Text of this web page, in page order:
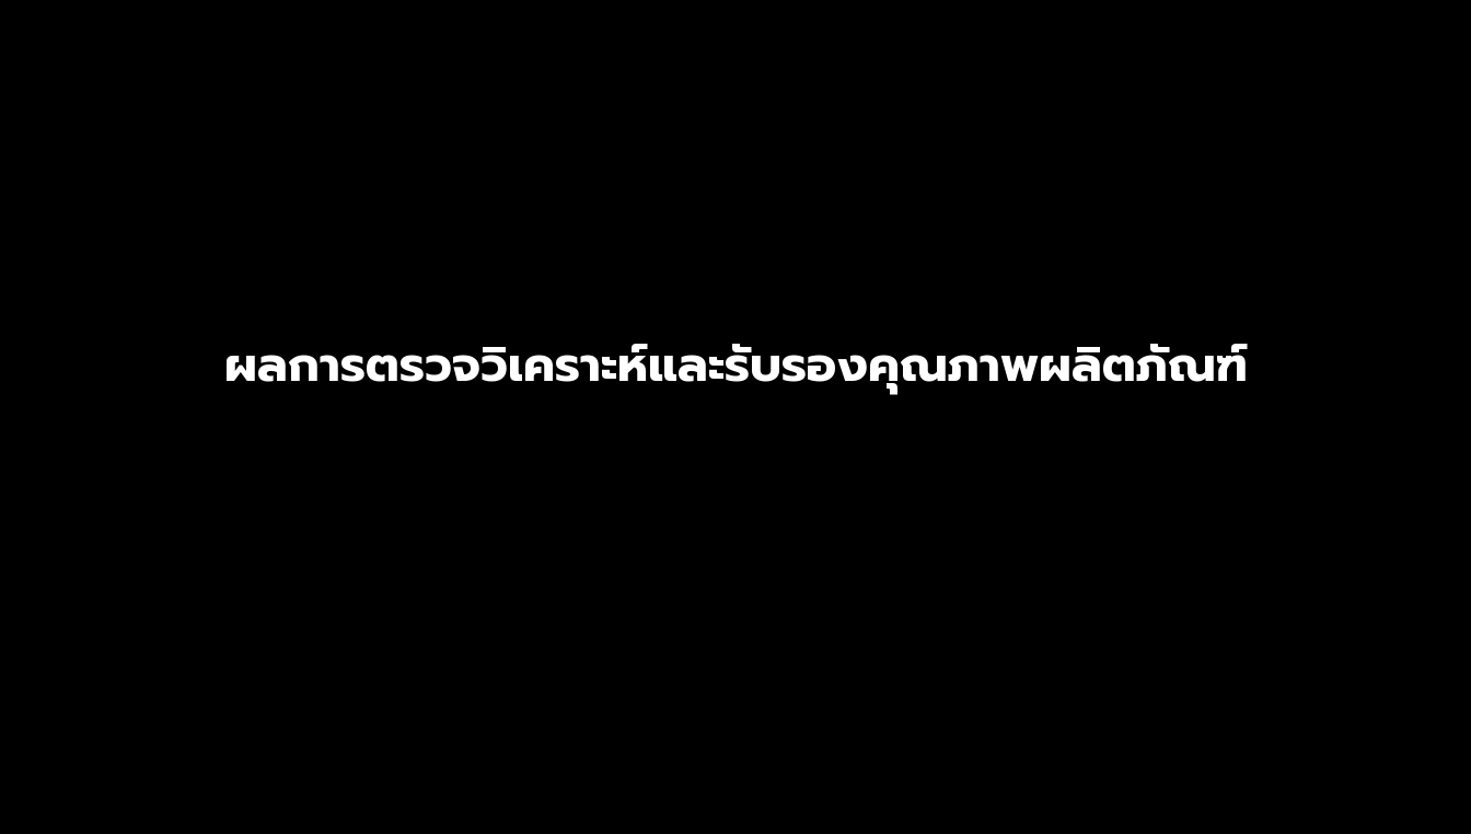
ผลการตรวจวิเคราะห์และรับรองคุณภาพผลิตภัณฑ์